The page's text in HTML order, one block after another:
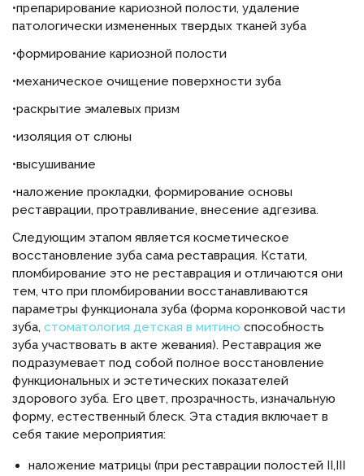
•препарирование кариозной полости, удаление
патологически измененных твердых тканей зуба
•формирование кариозной полости
•механическое очищение поверхности зуба
•раскрытие эмалевых призм
•изоляция от слюны
•высушивание
•наложение прокладки, формирование основы
реставрации, протравливание, внесение адгезива.
Следующим этапом является косметическое
восстановление зуба сама реставрация. Кстати,
пломбирование это не реставрация и отличаются они
тем, что при пломбировании восстанавливаются
параметры функционала зуба (форма коронковой части
зуба, стоматология детская в митино способность
зуба участвовать в акте жевания). Реставрация же
подразумевает под собой полное восстановление
функциональных и эстетических показателей
здорового зуба. Его цвет, прозрачность, изначальную
форму, естественный блеск. Эта стадия включает в
себя такие мероприятия:
наложение матрицы (при реставрации полостей II,III